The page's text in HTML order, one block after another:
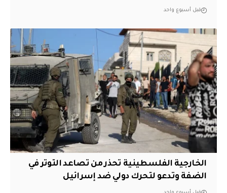
قبل أسبوع واحد
الخارجية الفلسطينية تحذر من تصاعد التوتر في
الضفة وتدعو لتحرك دولي ضد إسرائيل